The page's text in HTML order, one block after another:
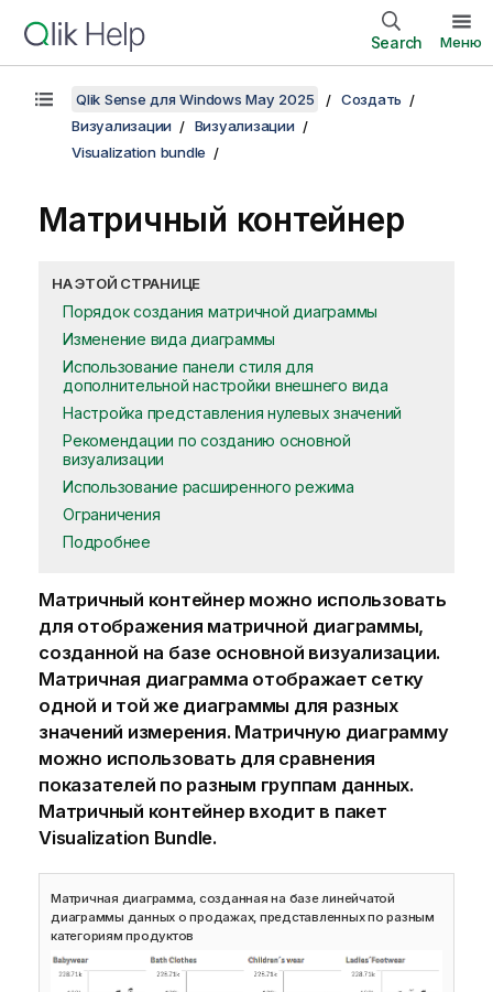
Search Меню
Qlik Sense для Windows May 2025
Создать
Визуализации
Визуализации
Visualization bundle
Матричный контейнер
НА ЭТОЙ СТРАНИЦЕ
Порядок создания матричной диаграммы
Изменение вида диаграммы
Использование панели стиля для
дополнительной настройки внешнего вида
Настройка представления нулевых значений
Рекомендации по созданию основной
визуализации
Использование расширенного режима
Ограничения
Подробнее
Матричный контейнер можно использовать
для отображения матричной диаграммы,
созданной на базе основной визуализации.
Матричная диаграмма отображает сетку
одной и той же диаграммы для разных
значений измерения. Матричную диаграмму
можно использовать для сравнения
показателей по разным группам данных.
Матричный контейнер входит в пакет
Visualization Bundle.
Матричная диаграмма, созданная на базе линейчатой
диаграммы данных о продажах, представленных по разным
категориям продуктов